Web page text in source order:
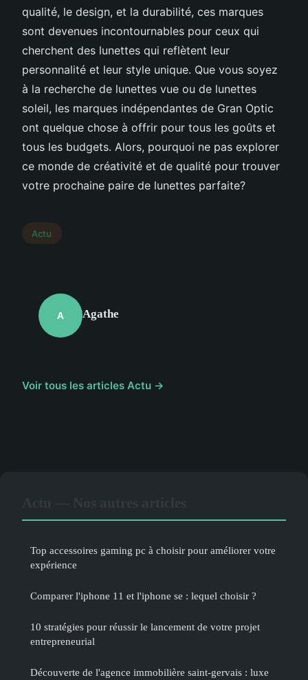
qualité, le design, et la durabilité, ces marques
sont devenues incontournables pour ceux qui
cherchent des lunettes qui reflètent leur
personnalité et leur style unique. Que vous soyez
à la recherche de lunettes vue ou de lunettes
soleil, les marques indépendantes de Gran Optic
ont quelque chose à offrir pour tous les goûts et
tous les budgets. Alors, pourquoi ne pas explorer
ce monde de créativité et de qualité pour trouver
votre prochaine paire de lunettes parfaite?
Actu
A Agathe
Voir tous les articles Actu →
Top accessoires gaming pc à choisir pour améliorer votre
expérience
Comparer l'iphone 11 et l'iphone se : lequel choisir ?
10 stratégies pour réussir le lancement de votre projet
entrepreneurial
Découverte de l'agence immobilière saint-gervais : luxe